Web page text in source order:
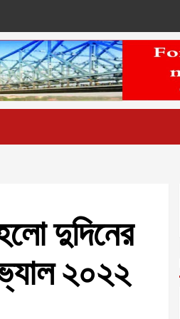
দুদিনের
২০২২